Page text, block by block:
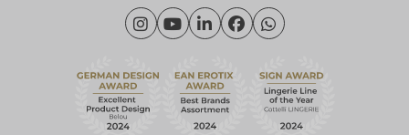
Montag - Donnerstag: 09:00 - 16:00 Uhr
Freitag: 09:00 - 15:00 Uhr
Kontakt
Häufige Fragen
Wir über uns
Nachhaltigkeit
eroFame